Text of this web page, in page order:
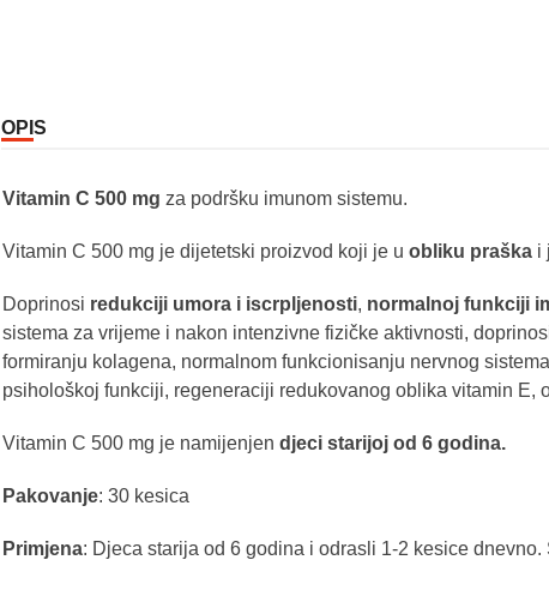
OPIS
Vitamin C 500 mg za podršku imunom sistemu.
Vitamin C 500 mg je dijetetski proizvod koji je u obliku praška i
Doprinosi redukciji umora i iscrpljenosti, normalnoj funkciji
sistema za vrijeme i nakon intenzivne fizičke aktivnosti,
formiranju kolagena, normalnom funkcionisanju nervnog
psihološkoj funkciji, regeneraciji redukovanog oblika vitamin E,
Vitamin C 500 mg je namijenjen djeci starijoj od 6 godina.
Pakovanje: 30 kesica
Primjena: Djeca starija od 6 godina i odrasli 1-2 kesice